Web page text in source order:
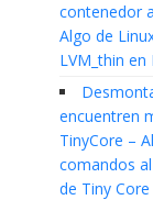
contenedor
Algo de
LVM_thin en
encuentren
TinyCore –
comandos
de Tiny